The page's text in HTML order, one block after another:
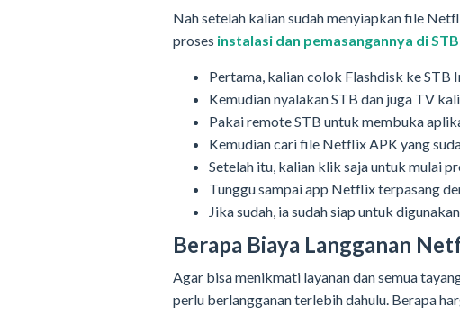
Nah setelah kalian sudah menyiapkan file
proses instalasi dan pemasangannya di STB
Pertama, kalian colok Flashdisk ke STB
Kemudian nyalakan STB dan juga TV
Pakai remote STB untuk membuka
Kemudian cari file Netflix APK yang
Setelah itu, kalian klik saja untuk mulai
Tunggu sampai app Netflix terpasang
Jika sudah, ia sudah siap untuk
Berapa Biaya Langganan
Agar bisa menikmati layanan dan semua
perlu berlangganan terlebih dahulu. Berapa